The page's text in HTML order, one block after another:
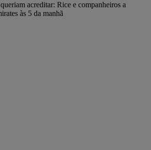
acreditar: Rice e companheiros a
às 5 da manhã